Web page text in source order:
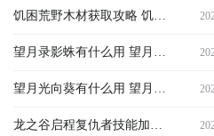
搭配攻略
血统最新测试与公测日期汇
总
饥困荒野木材获取攻略 饥困
荒野高效采集木材的实用方
法
望月录影蛛有什么用 望月录
影蛛实用功能与使用技巧详
解
望月光向葵有什么用 望月光
向葵详细作用与实战应用解
龙之谷启程复仇者技能加点